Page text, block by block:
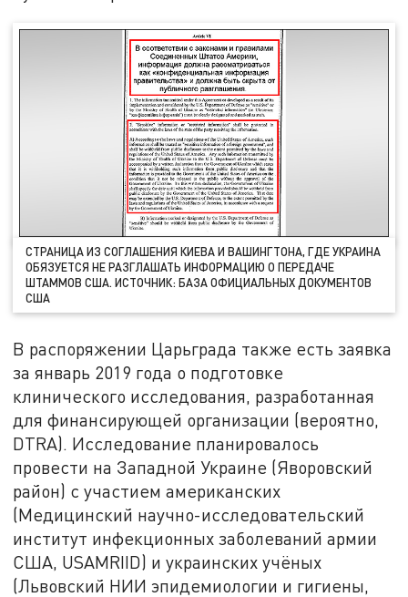
СТРАНИЦА ИЗ СОГЛАШЕНИЯ КИЕВА И ВАШИНГТОНА, ГДЕ УКРАИНА
ОБЯЗУЕТСЯ НЕ РАЗГЛАШАТЬ ИНФОРМАЦИЮ О ПЕРЕДАЧЕ
ШТАММОВ США. ИСТОЧНИК: БАЗА ОФИЦИАЛЬНЫХ ДОКУМЕНТОВ
США
В распоряжении Царьграда также есть заявка
за январь 2019 года о подготовке
клинического исследования, разработанная
для финансирующей организации (вероятно,
DTRA). Исследование планировалось
провести на Западной Украине (Яворовский
район) с участием американских
(Медицинский научно-исследовательский
институт инфекционных заболеваний армии
США, USAMRIID) и украинских учёных
(Львовский НИИ эпидемиологии и гигиены,